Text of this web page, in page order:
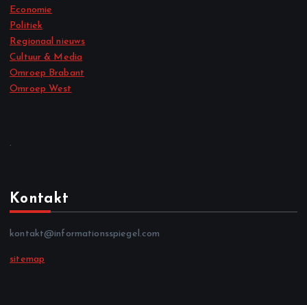
Economie
Politiek
Regionaal nieuws
Cultuur & Media
Omroep Brabant
Omroep West
.
Kontakt
kontakt@informationsspiegel.com
sitemap